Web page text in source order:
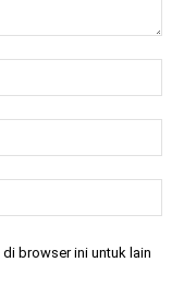
browser ini untuk lain